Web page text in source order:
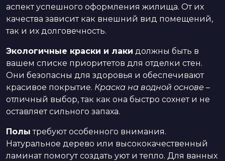
аспект успешного оформления жилища. От их
качества зависит как внешний вид помещений,
так и их долговечность.
Экологичные краски и лаки должны быть в
вашем списке приоритетов для отделки стен.
Они безопасны для здоровья и обеспечивают
красивое покрытие. Краска на водной основе –
отличный выбор, так как она быстро сохнет и не
оставляет сильного запаха.
Полы требуют особенного внимания.
Натуральное дерево или высококачественный
ламинат помогут создать уют и тепло. Для ванных